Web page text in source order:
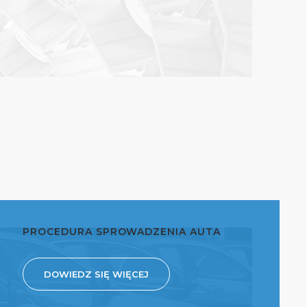
PROCEDURA SPROWADZENIA AUTA
DOWIEDZ SIĘ WIĘCEJ